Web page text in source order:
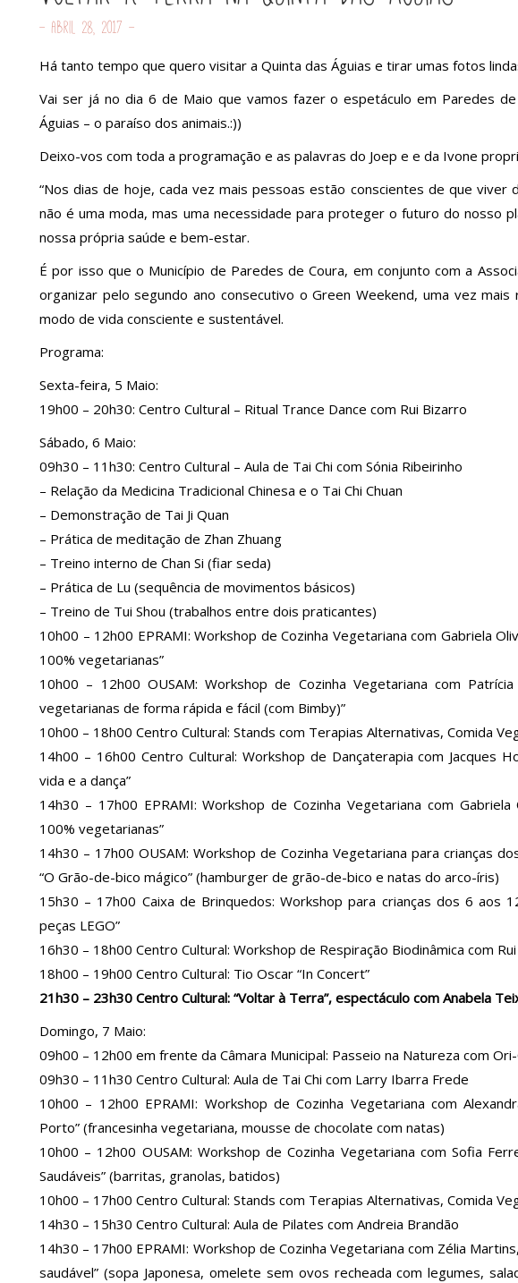
- Abril 28, 2017 -
Há tanto tempo que quero visitar a Quinta das Águias e tirar umas fotos
Vai ser já no dia 6 de Maio que vamos fazer o espetáculo em Paredes
Águias – o paraíso dos animais.:))
Deixo-vos com toda a programação e as palavras do Joep e e da Ivone
“Nos dias de hoje, cada vez mais pessoas estão conscientes de que viver
não é uma moda, mas uma necessidade para proteger o futuro do nosso
nossa própria saúde e bem-estar.
É por isso que o Município de Paredes de Coura, em conjunto com a
organizar pelo segundo ano consecutivo o Green Weekend, uma vez
modo de vida consciente e sustentável.
Programa:
Sexta-feira, 5 Maio:
19h00 – 20h30: Centro Cultural – Ritual Trance Dance com Rui Bizarro
Sábado, 6 Maio:
09h30 – 11h30: Centro Cultural – Aula de Tai Chi com Sónia Ribeirinho
– Relação da Medicina Tradicional Chinesa e o Tai Chi Chuan
– Demonstração de Tai Ji Quan
– Prática de meditação de Zhan Zhuang
– Treino interno de Chan Si (fiar seda)
– Prática de Lu (sequência de movimentos básicos)
– Treino de Tui Shou (trabalhos entre dois praticantes)
10h00 – 12h00 EPRAMI: Workshop de Cozinha Vegetariana com Gabriela
100% vegetarianas”
10h00 – 12h00 OUSAM: Workshop de Cozinha Vegetariana com
vegetarianas de forma rápida e fácil (com Bimby)”
10h00 – 18h00 Centro Cultural: Stands com Terapias Alternativas, Comida
14h00 – 16h00 Centro Cultural: Workshop de Dançaterapia com Jacques
vida e a dança”
14h30 – 17h00 EPRAMI: Workshop de Cozinha Vegetariana com
100% vegetarianas”
14h30 – 17h00 OUSAM: Workshop de Cozinha Vegetariana para crianças
“O Grão-de-bico mágico” (hamburger de grão-de-bico e natas do arco-íris)
15h30 – 17h00 Caixa de Brinquedos: Workshop para crianças dos 6 aos
peças LEGO”
16h30 – 18h00 Centro Cultural: Workshop de Respiração Biodinâmica com
18h00 – 19h00 Centro Cultural: Tio Oscar “In Concert”
21h30 – 23h30 Centro Cultural: “Voltar à Terra”, espectáculo com Anabela
Domingo, 7 Maio:
09h00 – 12h00 em frente da Câmara Municipal: Passeio na Natureza com
09h30 – 11h30 Centro Cultural: Aula de Tai Chi com Larry Ibarra Frede
10h00 – 12h00 EPRAMI: Workshop de Cozinha Vegetariana com
Porto” (francesinha vegetariana, mousse de chocolate com natas)
10h00 – 12h00 OUSAM: Workshop de Cozinha Vegetariana com Sofia
Saudáveis” (barritas, granolas, batidos)
10h00 – 17h00 Centro Cultural: Stands com Terapias Alternativas, Comida
14h30 – 15h30 Centro Cultural: Aula de Pilates com Andreia Brandão
14h30 – 17h00 EPRAMI: Workshop de Cozinha Vegetariana com Zélia
saudável” (sopa Japonesa, omelete sem ovos recheada com legumes,